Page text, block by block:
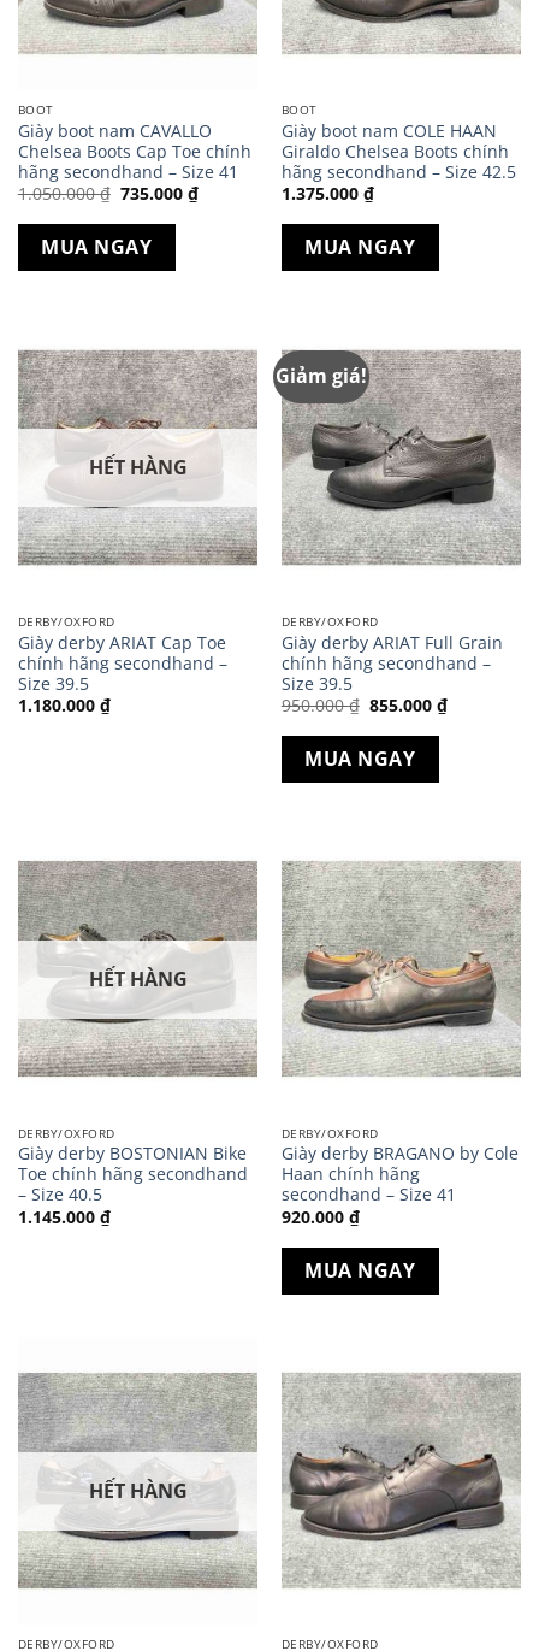
BOOT
Giày boot nam CAVALLO
Chelsea Boots Cap Toe chính
hãng secondhand – Size 41
1.050.000₫ Giá
là:
1.050.000 ₫.
735.000 ₫Giá
hiện
MUA NGAY
BOOT
Giày boot nam COLE HAAN
Giraldo Chelsea Boots chính
hãng secondhand – Size 42.5
1.375.000 ₫
MUA NGAY
HẾT HÀNG
DERBY/OXFORD
Giày derby ARIAT Cap Toe
chính hãng secondhand –
Size 39.5
1.180.000 ₫
Giảm giá!
DERBY/OXFORD
Giày derby ARIAT Full Grain
chính hãng secondhand –
Size 39.5
950.000₫ Giá
gốc
là:
950.000 ₫.
855.000 ₫Giá
hiện
MUA NGAY
HẾT HÀNG
DERBY/OXFORD
Giày derby BOSTONIAN Bike
Toe chính hãng secondhand
– Size 40.5
1.145.000 ₫
DERBY/OXFORD
Giày derby BRAGANO by Cole
Haan chính hãng
secondhand – Size 41
920.000 ₫
MUA NGAY
HẾT HÀNG
DERBY/OXFORD DERBY/OXFORD